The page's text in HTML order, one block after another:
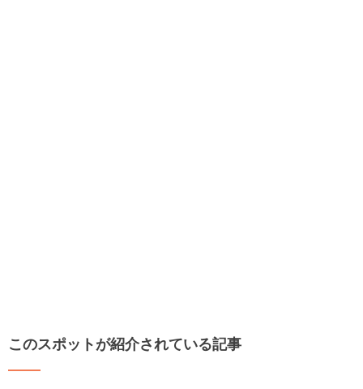
このスポットが紹介されている記事